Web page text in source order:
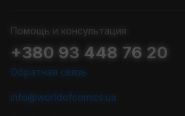
Помощь и консультация
+380 93 448 76 20
Обратная связь
info@worldofcomics.ua